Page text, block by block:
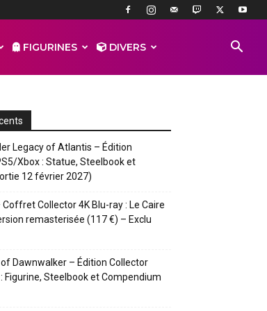
FIGURINES DIVERS
Legacy of Atlantis – Édition
Xbox : Statue, Steelbook et
12 février 2027)
Coffret Collector 4K Blu-ray : Le Caire
remasterisée (117 €) – Exclu
Dawnwalker – Édition Collector
Figurine, Steelbook et Compendium